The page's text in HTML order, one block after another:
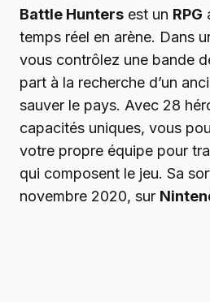
Battle Hunters est un RPG
temps réel en arène. Dans
vous contrôlez une bande
part à la recherche d’un
sauver le pays. Avec 28
capacités uniques, vous
votre propre équipe pour
qui composent le jeu. Sa
novembre 2020, sur